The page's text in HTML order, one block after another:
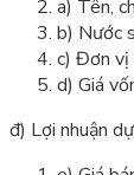
a) Tên,
b) Nước
c) Đơn vị
d) Giá
đ) Lợi nhuận